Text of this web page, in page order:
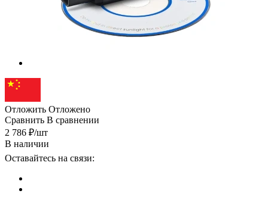
Отложить Отложено
Сравнить В сравнении
2 786 ₽/шт
В наличии
Оставайтесь на связи: